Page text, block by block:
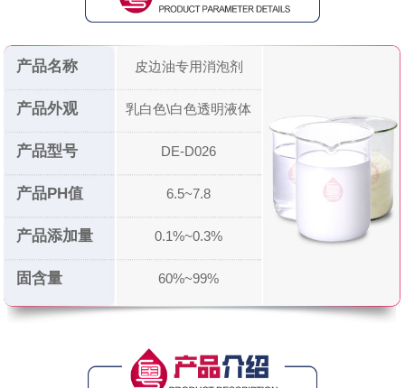
产品名称
产品外观
产品型号
产品PH值
产品添加量
固含量
皮边油专用消泡剂
乳白色\白色透明液体
DE-D026
6.5~7.8
0.1%~0.3%
60%~99%